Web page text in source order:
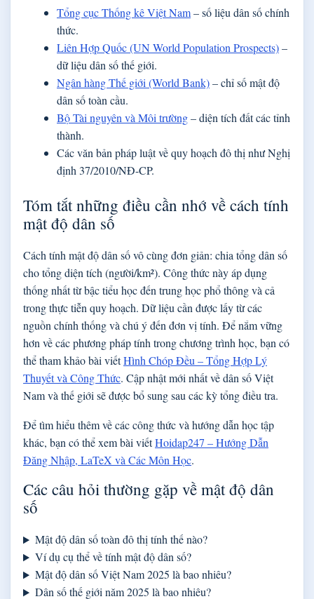
Tổng cục Thống kê Việt Nam– số liệu dân số chính
thức.
Liên Hợp Quốc (UN World Population Prospects)–
dữ liệu dân số thế giới.
Ngân hàng Thế giới (World Bank)– chỉ số mật độ
dân số toàn cầu.
Bộ Tài nguyên và Môi trường– diện tích đất các tỉnh
thành.
Các văn bản pháp luật về quy hoạch đô thị như Nghị
định 37/2010/NĐ-CP.
Tóm tắt những điều cần nhớ về cách tính
mật độ dân số
Cách tính mật độ dân số vô cùng đơn giản: chia tổng dân số
cho tổng diện tích (người/km²). Công thức này áp dụng
thống nhất từ bậc tiểu học đến trung học phổ thông và cả
trong thực tiễn quy hoạch. Dữ liệu cần được lấy từ các
nguồn chính thống và chú ý đến đơn vị tính. Để nắm vững
hơn về các phương pháp tính trong chương trình học, bạn có
thể tham khảo bài viếtHình Chóp Đều – Tổng Hợp Lý
Thuyết và Công Thức. Cập nhật mới nhất về dân số Việt
Nam và thế giới sẽ được bổ sung sau các kỳ tổng điều tra.
Để tìm hiểu thêm về các công thức và hướng dẫn học tập
khác, bạn có thể xem bài viếtHoidap247 – Hướng Dẫn
Đăng Nhập, LaTeX và Các Môn Học.
Các câu hỏi thường gặp về mật độ dân
số
Mật độ dân số toàn đô thị tính thế nào?
Ví dụ cụ thể về tính mật độ dân số?
Mật độ dân số Việt Nam 2025 là bao nhiêu?
Dân số thế giới năm 2025 là bao nhiêu?